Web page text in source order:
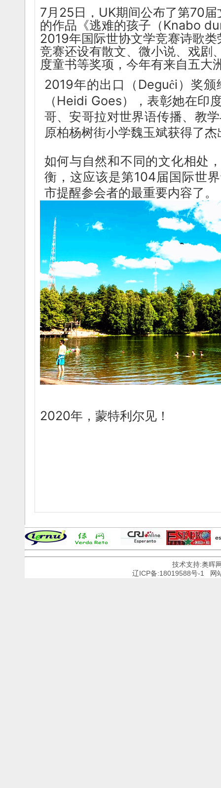
7月25日，UK期间公布了第70
的作品《逃难的孩子（Knabo
2019年国际世协文学竞赛诗歌
竞赛还设有散文、微小说、戏剧
度童书等奖项，今年有来自五大
2019年的出口（Deguĉi）奖颁
（Heidi Goes），表彰她在印
哥、安哥拉对世界语传播、教
原柏杨树街小学魏玉斌获得了
如何与自然和不同的文化相处
衡，这应该是第104届国际世
市提醒参会者的最重要内容了。
2020年，蒙特利尔见！
技术支持:奥晖
辽ICP备:18019588号-1
网